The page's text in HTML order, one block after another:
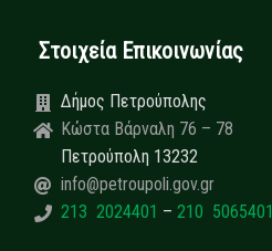
Στοιχεία Επικοινωνίας
Δήμος Πετρούπολης
Κώστα Βάρναλη 76 – 78
Πετρούπολη 13232
info@petroupoli.gov.gr
213 2024401 – 210 5065401